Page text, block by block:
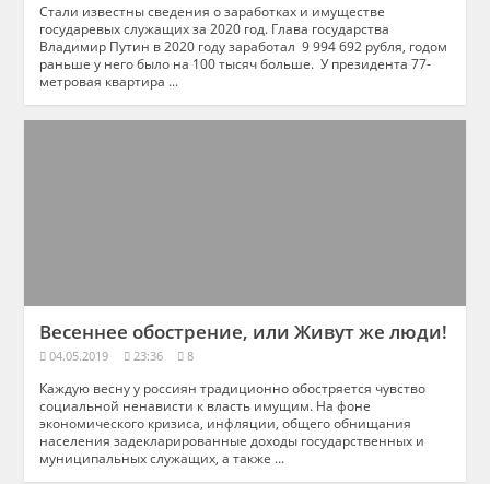
Стали известны сведения о заработках и имуществе
государевых служащих за 2020 год. Глава государства
Владимир Путин в 2020 году заработал 9 994 692 рубля, годом
раньше у него было на 100 тысяч больше. У президента 77-
метровая квартира ...
Весеннее обострение, или Живут же люди!
04.05.2019 23:36 8
Каждую весну у россиян традиционно обостряется чувство
социальной ненависти к власть имущим. На фоне
экономического кризиса, инфляции, общего обнищания
населения задекларированные доходы государственных и
муниципальных служащих, а также ...